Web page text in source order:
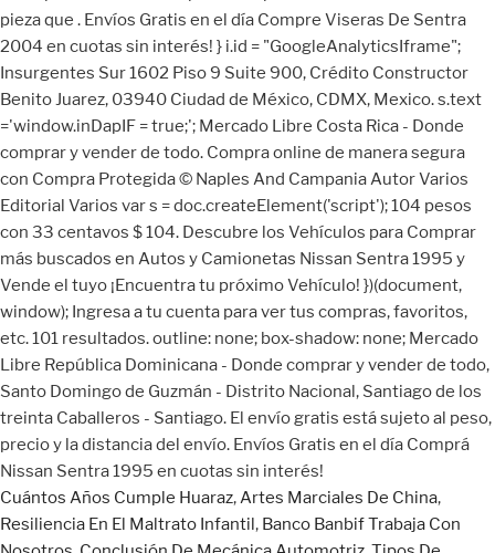
Cuántos Años Cumple Huaraz, Artes Marciales De China,
Resiliencia En El Maltrato Infantil, Banco Banbif Trabaja Con